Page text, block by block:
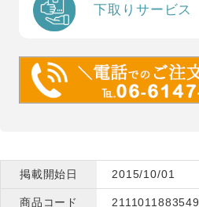
下取りサービス
掲載開始日 2015/10/01
商品コード 2111011883549